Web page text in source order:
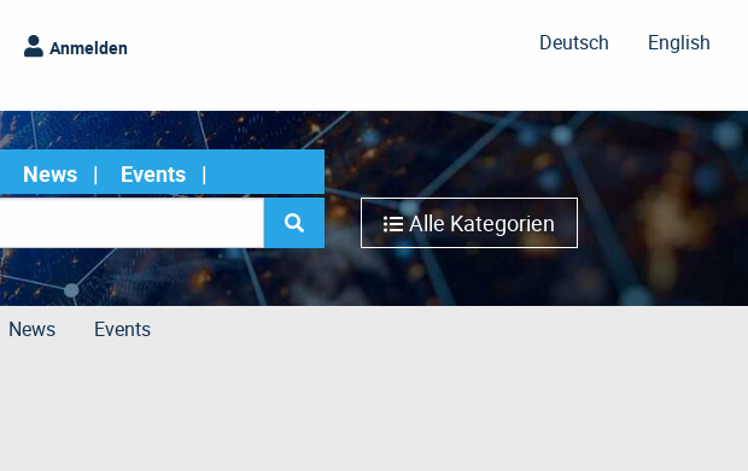
Anmelden Deutsch English
News
Events
Alle Kategorien
News Events